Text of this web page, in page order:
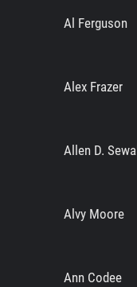
Al Ferguson
Alex Frazer
Allen D. Sewall
Alvy Moore
Ann Codee